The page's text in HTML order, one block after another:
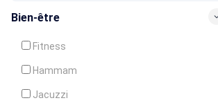
Bien-être
Fitness
Hammam
Jacuzzi